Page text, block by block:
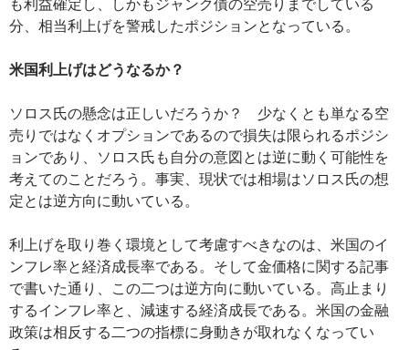
分、相当利上げを警戒したポジションとなっている。
米国利上げはどうなるか？
ソロス氏の懸念は正しいだろうか？ 少なくとも単なる空
売りではなくオプションであるので損失は限られるポジシ
ョンであり、ソロス氏も自分の意図とは逆に動く可能性を
考えてのことだろう。事実、現状では相場はソロス氏の想
定とは逆方向に動いている。
利上げを取り巻く環境として考慮すべきなのは、米国のイ
ンフレ率と経済成長率である。そして金価格に関する記事
で書いた通り、この二つは逆方向に動いている。高止まり
するインフレ率と、減速する経済成長である。米国の金融
政策は相反する二つの指標に身動きが取れなくなってい